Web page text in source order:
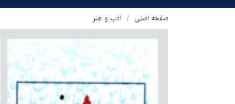
صفحه اصلی ادب و هنر